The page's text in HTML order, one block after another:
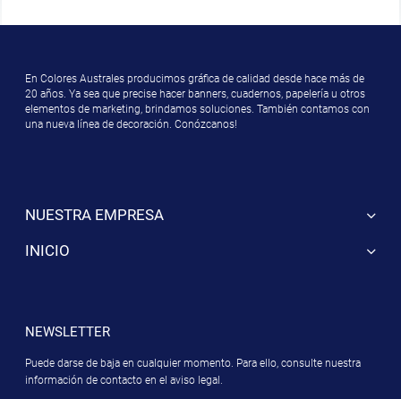
En Colores Australes producimos gráfica de calidad desde hace más de
20 años. Ya sea que precise hacer banners, cuadernos, papelería u otros
elementos de marketing, brindamos soluciones. También contamos con
una nueva línea de decoración. Conózcanos!
NUESTRA EMPRESA
INICIO
NEWSLETTER
Puede darse de baja en cualquier momento. Para ello, consulte nuestra
información de contacto en el aviso legal.